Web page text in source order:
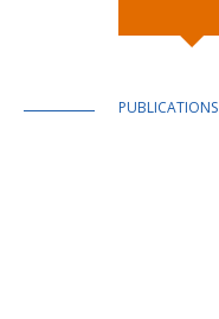
PUBLICATIONS